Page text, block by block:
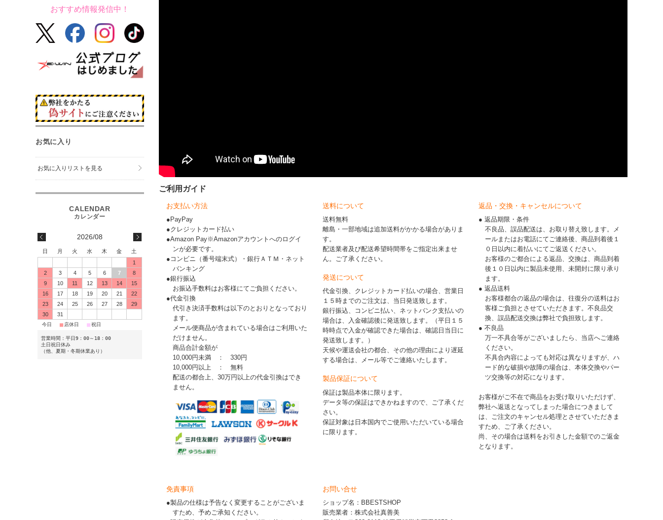
ご利用ガイド
お支払い方法
●PayPay
●クレジットカード払い
●Amazon Pay※Amazonアカウントへのログイ
ンが必要です。
●コンビニ（番号端末式）・銀行ＡＴＭ・ネット
バンキング
●銀行振込
お振込手数料はお客様にてご負担ください。
●代金引換
代引き決済手数料は以下のとおりとなっており
ます。
メール便商品が含まれている場合はご利用いた
だけません。
商品合計金額が
10,000円未満 ： 330円
10,000円以上 ： 無料
配送の都合上、30万円以上の代金引換はでき
ません。
送料について
送料無料
離島・一部地域は追加送料がかかる場合がありま
す。
配送業者及び配送希望時間帯をご指定出来ませ
ん。ご了承ください。
発送について
代金引換、クレジットカード払いの場合、営業日
１５時までのご注文は、当日発送致します。
銀行振込、コンビニ払い、ネットバンク支払いの
場合は、入金確認後に発送致します。（平日１５
時時点で入金が確認できた場合は、確認日当日に
発送致します。）
天候や運送会社の都合、その他の理由により遅延
する場合は、メール等でご連絡いたします。
製品保証について
保証は製品本体に限ります。
データ等の保証はできかねますので、ご了承くだ
さい。
保証対象は日本国内でご使用いただいている場合
に限ります。
返品・交換・キャンセルについて
● 返品期限・条件
不良品、誤品配送は、お取り替え致します。メ
ールまたはお電話にてご連絡後、商品到着後１
０日以内に着払いにてご返送ください。
お客様のご都合による返品、交換は、商品到着
後１０日以内に製品未使用、未開封に限り承り
ます。
● 返品送料
お客様都合の返品の場合は、往復分の送料はお
客様ご負担とさせていただきます。不良品交
換、誤品配送交換は弊社で負担致します。
● 不良品
万一不具合等がございましたら、当店へご連絡
ください。
不具合内容によっても対応は異なりますが、ハ
ード的な破損や故障の場合は、本体交換やパー
ツ交換等の対応になります。
お客様がご不在で商品をお受け取りいただけず、
弊社へ返送となってしまった場合につきまして
は、ご注文のキャンセル処理とさせていただきま
すため、ご了承ください。
尚、その場合は送料をお引きした金額でのご返金
となります。
免責事項
●製品の仕様は予告なく変更することがございま
すため、予めご承知ください。
お問い合せ
ショップ名：BBESTSHOP
販売業者：株式会社真善美
おすすめ情報発信中！
お気に入り
お気に入りリストを見る
2026/08
日 月 火 水 木 金
土
1
2
3 4 5 6 7
8
9
10 11 12 13 14
15
16
17 18 19 20 21
22
23
24 25 26 27 28
29
30
31
今日 ■ 店休日 ■ 祝日
営業時間：平日9：00～18：00
土日祝日休み
（他、夏期・冬期休業あり）